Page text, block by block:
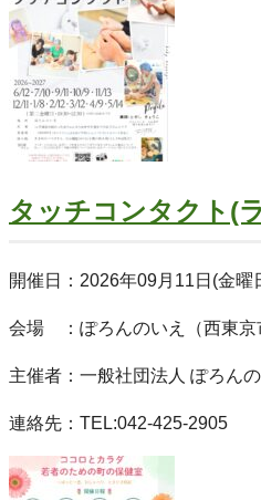
タッチコンタクト(
開催日：2026年09月11日(金曜
会場 ：ぽろんのいえ（西東京
主催者：一般社団法人 ぽろんの
連絡先：TEL:042-425-2905